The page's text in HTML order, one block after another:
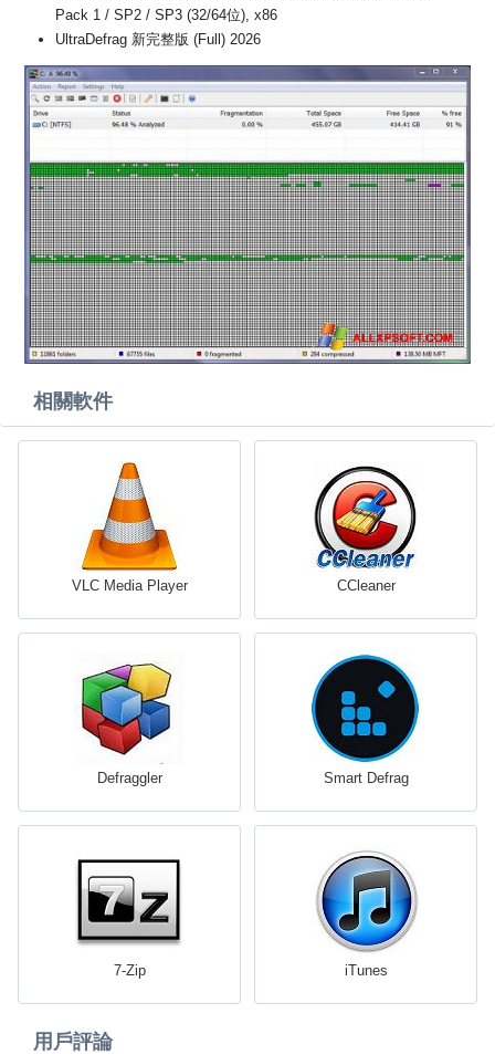
Pack 1 / SP2 / SP3 (32/64位), x86
UltraDefrag 新完整版 (Full) 2026
相關軟件
VLC Media Player CCleaner
Defraggler Smart Defrag
7-Zip iTunes
用戶評論